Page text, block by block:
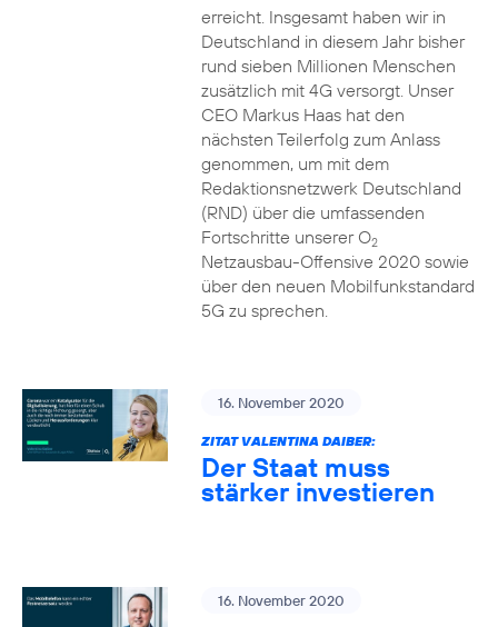
erreicht. Insgesamt haben wir in
Deutschland in diesem Jahr bisher
rund sieben Millionen Menschen
zusätzlich mit 4G versorgt. Unser
CEO Markus Haas hat den
nächsten Teilerfolg zum Anlass
genommen, um mit dem
Redaktionsnetzwerk Deutschland
(RND) über die umfassenden
Fortschritte unserer O2
Netzausbau-Offensive 2020 sowie
über den neuen Mobilfunkstandard
5G zu sprechen.
16. November 2020
ZITAT VALENTINA DAIBER:
Der Staat muss
stärker investieren
16. November 2020